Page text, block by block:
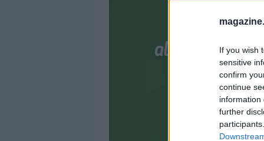
If you wish
sensitive
confirm
continue
information
further